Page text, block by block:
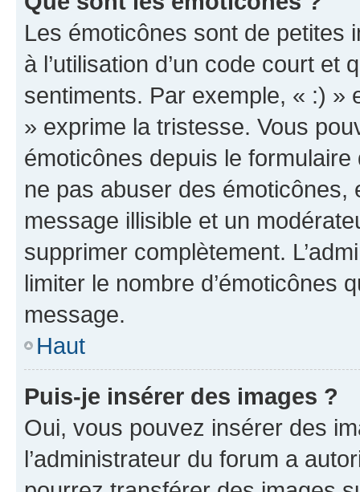
Les émoticônes sont de petites
à l’utilisation d’un code court et
sentiments. Par exemple, « :) »
» exprime la tristesse. Vous
émoticônes depuis le
ne pas abuser des
message illisible et un
supprimer complètement.
limiter le nombre d’émoticônes
message.
Haut
Puis-je insérer des images ?
Oui, vous pouvez insérer des
l’administrateur du forum a